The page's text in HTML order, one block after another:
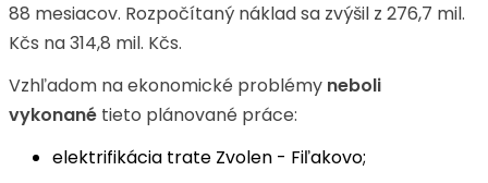
88 mesiacov. Rozpočítaný náklad sa zvýšil z 276,7 mil.
Kčs na 314,8 mil. Kčs.
Vzhľadom na ekonomické problémy neboli
vykonané tieto plánované práce:
elektrifikácia trate Zvolen - Fiľakovo;